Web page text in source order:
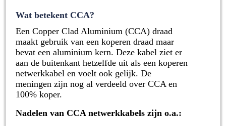
Wat betekent CCA?
Een Copper Clad Aluminium (CCA) draad
maakt gebruik van een koperen draad maar
bevat een aluminium kern. Deze kabel ziet er
aan de buitenkant hetzelfde uit als een koperen
netwerkkabel en voelt ook gelijk. De
meningen zijn nog al verdeeld over CCA en
100% koper.
Nadelen van CCA netwerkkabels zijn o.a.: